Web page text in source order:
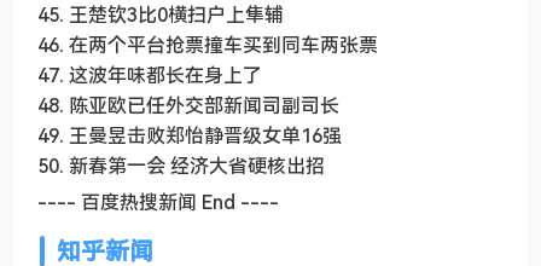
45. 王楚钦3比0横扫户上隼辅
46. 在两个平台抢票撞车买到同车两张票
47. 这波年味都长在身上了
48. 陈亚欧已任外交部新闻司副司长
49. 王曼昱击败郑怡静晋级女单16强
50. 新春第一会 经济大省硬核出招
---- 百度热搜新闻 End ----
知乎新闻